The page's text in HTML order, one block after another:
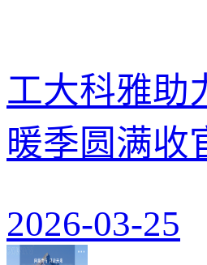
工大科雅助
暖季圆满收
2026-03-25